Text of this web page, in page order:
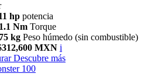
hp potencia
Nm Torque
kg Peso húmedo (sin combustible)
MXN i
Descubre más
100